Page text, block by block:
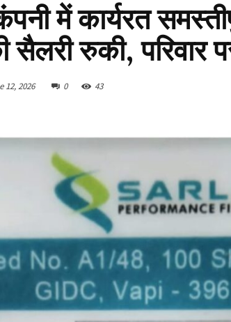
में कार्यरत
रुकी, परिवार
12, 2026 0 43